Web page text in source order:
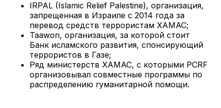
IRPAL (Islamic Relief Palestine), организация,
запрещенная в Израиле с 2014 года за
перевод средств террористам ХАМАС;
Taawon, организация, за которой стоит
Банк исламского развития, спонсирующий
террористов в Газе;
Ряд министерств ХАМАС, с которыми PCRF
организовывал совместные программы по
распределению гуманитарной помощи.